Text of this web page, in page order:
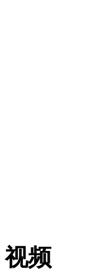
视频